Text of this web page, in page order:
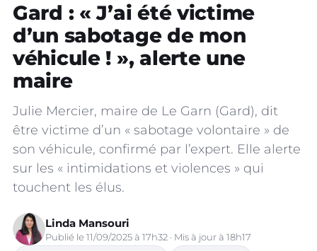
Gard : « J’ai été victime
d’un sabotage de mon
véhicule ! », alerte une
maire
Julie Mercier, maire de Le Garn (Gard), dit
être victime d’un « sabotage volontaire » de
son véhicule, confirmé par l’expert. Elle alerte
sur les « intimidations et violences » qui
touchent les élus.
Linda Mansouri
Publié le 11/09/2025 à 17h32 · Mis à jour à 18h17